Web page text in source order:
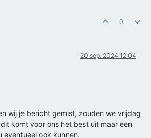
0
20 sep. 2024 12:04
wij je bericht gemist, zouden we vrijdag
komt voor ons het best uit maar een
ook kunnen.